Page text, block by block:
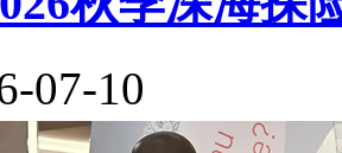
07-10